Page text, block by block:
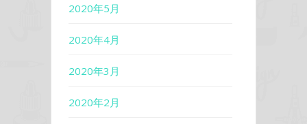
2020年5月
2020年4月
2020年3月
2020年2月